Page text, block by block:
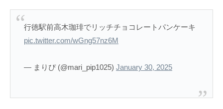
行徳駅前高木珈琲でリッチチョコレートパンケーキ
pic.twitter.com/wGng57nz6M
— まりぴ (@mari_pip1025) January 30, 2025